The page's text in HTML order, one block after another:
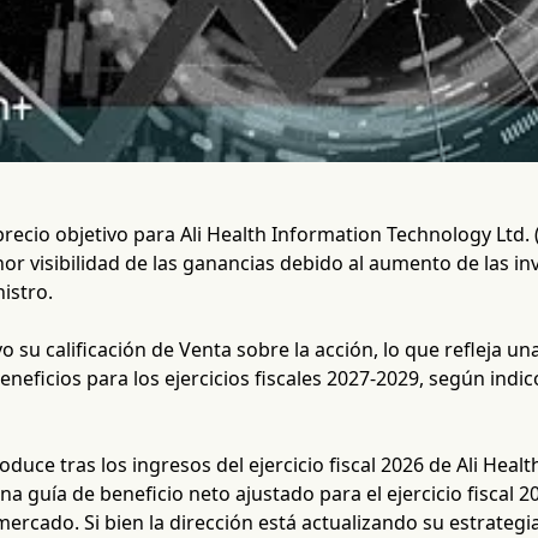
objetivo para Ali Health Information Technology Ltd.
visibilidad de las ganancias debido al aumento de las
su calificación de Venta sobre la acción, lo que refleja
para los ejercicios fiscales 2027-2029, según
tras los ingresos del ejercicio fiscal 2026 de Ali
guía de beneficio neto ajustado para el ejercicio fiscal
Si bien la dirección está actualizando su